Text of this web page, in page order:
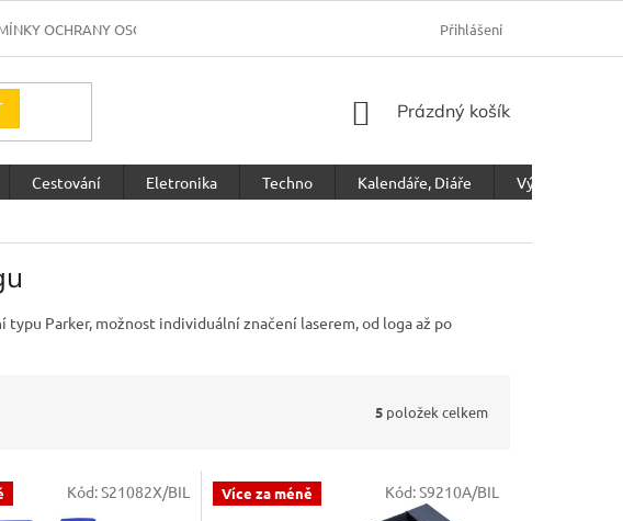
OCHRANY OSOBNÍCH ÚDAJŮ Přihlášení
NÁKUPNÍ
Prázdný košík
Cestování Eletronika Techno Kalendáře, Diáře
Výprodej
typu Parker, možnost individuální značení laserem, od loga až po
5 položek celkem
Kód:S21082X/BIL Více za méně Kód:S9210A/BIL